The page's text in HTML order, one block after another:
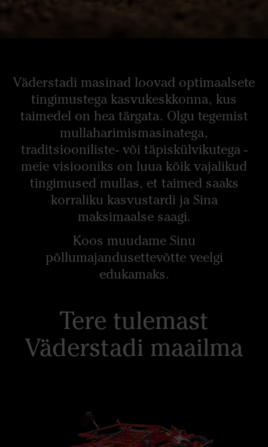
Väderstadi masinad loovad optimaalsete
tingimustega kasvukeskkonna, kus
taimedel on hea tärgata. Olgu tegemist
mullaharimismasinatega,
traditsiooniliste- või täpiskülvikutega -
meie visiooniks on luua kõik vajalikud
tingimused mullas, et taimed saaks
korraliku kasvustardi ja Sina
maksimaalse saagi.
Koos muudame Sinu
põllumajandusettevõtte veelgi
edukamaks.
Tere tulemast
Väderstadi maailma